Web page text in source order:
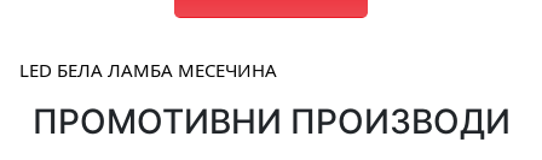
LED БЕЛА ЛАМБА МЕСЕЧИНА
ПРОМОТИВНИ ПРОИЗВОДИ